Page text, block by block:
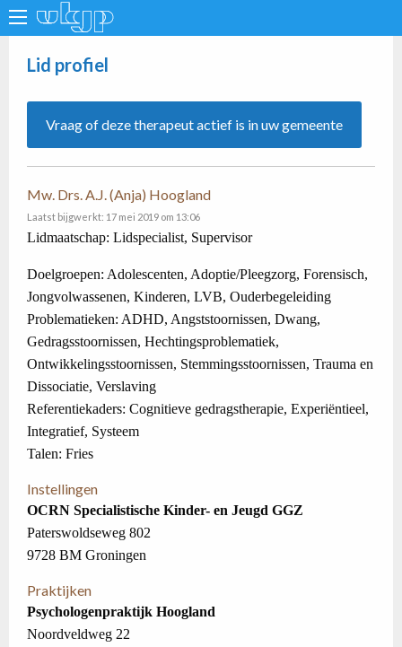
Lid profiel
Vraag of deze therapeut actief is in uw gemeente
Mw. Drs. A.J. (Anja) Hoogland
Laatst bijgwerkt: 17 mei 2019 om 13:06
Lidmaatschap: Lidspecialist, Supervisor
Doelgroepen: Adolescenten, Adoptie/Pleegzorg, Forensisch,
Jongvolwassenen, Kinderen, LVB, Ouderbegeleiding
Problematieken: ADHD, Angststoornissen, Dwang,
Gedragsstoornissen, Hechtingsproblematiek,
Ontwikkelingsstoornissen, Stemmingsstoornissen, Trauma en
Dissociatie, Verslaving
Referentiekaders: Cognitieve gedragstherapie, Experiëntieel,
Integratief, Systeem
Talen: Fries
Instellingen
OCRN Specialistische Kinder- en Jeugd GGZ
Paterswoldseweg 802
9728 BM Groningen
Praktijken
Psychologenpraktijk Hoogland
Noordveldweg 22